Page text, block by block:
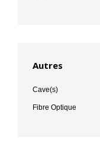
Autres
Cave(s)
Fibre Optique